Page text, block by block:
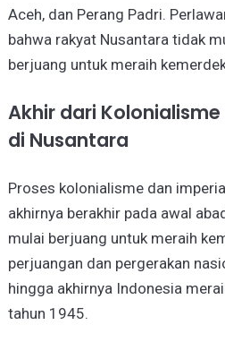
Aceh, dan Perang Padri.
bahwa rakyat Nusantara tidak
berjuang untuk meraih
Akhir dari
di Nusantara
Proses kolonialisme dan
akhirnya berakhir pada awal
mulai berjuang untuk meraih
perjuangan dan pergerakan
hingga akhirnya Indonesia
tahun 1945.